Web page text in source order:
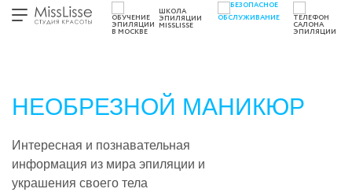
ШКОЛА
ЭПИЛЯЦИИ
MISSLISSE
НЕОБРЕЗНОЙ МАНИКЮР
Интересная и познавательная
информация из мира эпиляции и
украшения своего тела